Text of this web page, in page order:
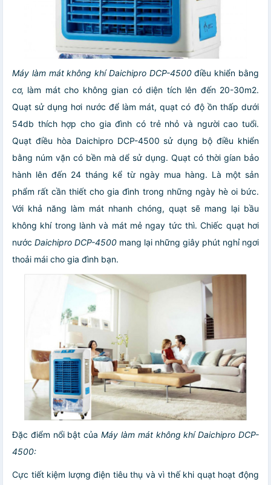
Máy làm mát không khíDaichipro DCP-4500điều khiển bằng
cơ, làm mát cho không gian có diện tích lên đến 20-30m2.
Quạt sử dụng hơi nước để làm mát, quạt có độ ồn thấp dưới
54db thích hợp cho gia đình có trẻ nhỏ và người cao tuổi.
Quạt điều hòa Daichipro DCP-4500 sử dụng bộ điều khiển
bằng núm vặn có bền mà dể sử dụng. Quạt có thời gían bảo
hành lên đến 24 tháng kể từ ngày mua hàng. Là một sản
phẩm rất cần thiết cho gia đình trong những ngày hè oi bức.
Với khả năng làm mát nhanh chóng, quạt sẽ mang lại bầu
không khí trong lành và mát mẻ ngay tức thì. Chiếc quạt hơi
nước Daichipro DCP-4500 mang lại những giây phút nghỉ ngơi
thoải mái cho gia đình bạn.
Đặc điểm nổi bật củaMáy làm mát không khíDaichipro DCP-
4500:
Cực tiết kiệm lượng điện tiêu thụ và vì thế khi quạt hoạt động